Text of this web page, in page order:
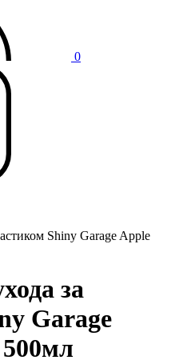
0
Shiny Garage Apple
за
Garage